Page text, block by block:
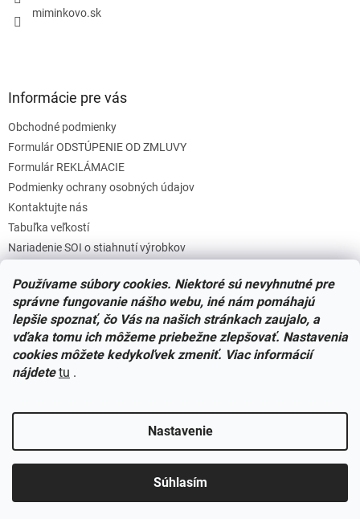
Používame súbory cookies. Niektoré sú nevyhnutné pre
správne fungovanie nášho webu, iné nám pomáhajú
lepšie spoznať, čo Vás na našich stránkach zaujalo, a
vďaka tomu ich môžeme priebežne zlepšovať. Nastavenia
cookies môžete kedykoľvek zmeniť. Viac informácií
nájdete tu .
Nastavenie
Súhlasím
miminkovo.sk
Informácie pre vás
Obchodné podmienky
Formulár ODSTÚPENIE OD ZMLUVY
Formulár REKLÁMACIE
Podmienky ochrany osobných údajov
Kontaktujte nás
Tabuľka veľkostí
Nariadenie SOI o stiahnutí výrobkov
Zásady súborov COOKIES
Facebook
Vytvoril Shoptet
Miminkovo.sk. Všetky práva vyhradené.